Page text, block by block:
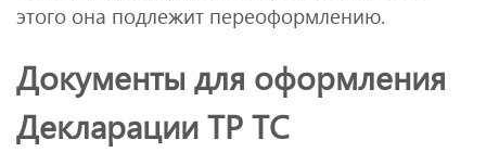
этого она подлежит переоформлению.
Документы для оформления
Декларации ТР ТС